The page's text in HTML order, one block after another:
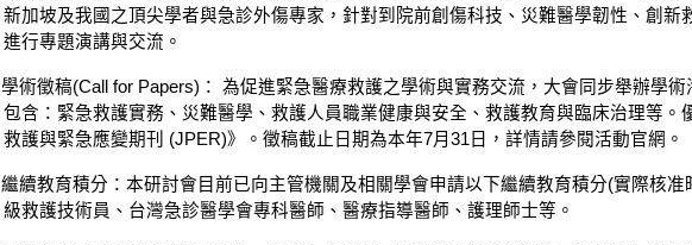
新加坡及我國之頂尖學者與急診外傷專家，針對到院前創傷科技、災難醫學韌性、創新
進行專題演講與交流。
學術徵稿(Call for Papers) ：
為促進緊急醫療救護之學術與實務交流，大會同步舉辦學
包含：緊急救護實務、災難醫學、救護人員職業健康與安全、救護教育與臨床治理等。
救護與緊急應變期刊
(JPER)》。徵稿截止日期為本年7月 31 日，詳情請參閱活動官網。
繼續教育積分：本研討會目前已向主管機關及相關學會申請以下繼續教育積分(實際核准
級救護技術員、台灣急診醫學會專科醫師、醫療指導醫師、護理師士等。